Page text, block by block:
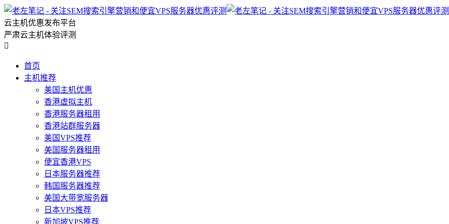
云主机优惠发布平台
严肃云主机体验评测

首页
主机推荐
美国主机优惠
香港虚拟主机
香港服务器租用
香港站群服务器
美国VPS推荐
美国服务器租用
便宜香港VPS
日本服务器推荐
韩国服务器推荐
美国大带宽服务器
日本VPS推荐
新加坡VPS推荐